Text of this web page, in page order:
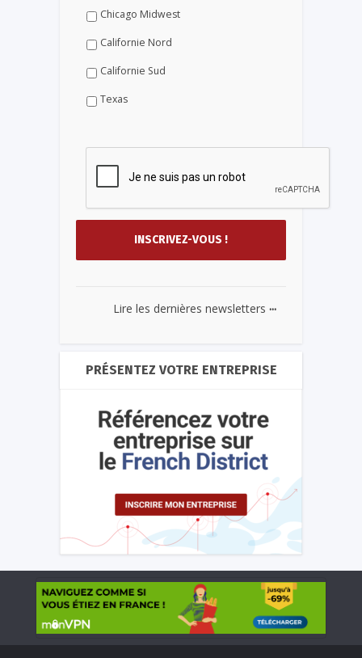
Chicago Midwest
Californie Nord
Californie Sud
Texas
Lire les dernières newsletters ...
PRÉSENTEZ VOTRE ENTREPRISE